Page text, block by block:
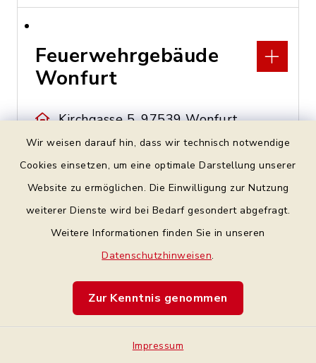
Wir weisen darauf hin, dass wir technisch notwendige
Cookies einsetzen, um eine optimale Darstellung unserer
Website zu ermöglichen. Die Einwilligung zur Nutzung
weiterer Dienste wird bei Bedarf gesondert abgefragt.
Weitere Informationen finden Sie in unseren
Datenschutzhinweisen.
Zur Kenntnis genommen
Impressum
Feuerwehrgebäude
Wonfurt
Kirchgasse 5, 97539 Wonfurt
09521 9234-0
vg@vg.theres.de
Finanzamt Zeil
Obere Torstraße 9, 97475
Zeil am Main
09524 8240